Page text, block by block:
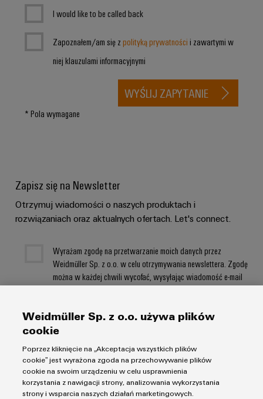
I would like to be called back
Zapoznałem/am się z polityką prywatności i zawartymi w
niej klauzulami informacyjnymi
* Pola wymagane
WYŚLIJ ZAPYTANIE
Zapisz się na Newsletter
Otrzymuj wiadomości o naszych produktach i
rozwiązaniach oraz aktualnych ofertach. Let's connect.
Wyrażam zgodę na przetwarzanie moich danych przez
Weidmüller Sp. z o.o. w celu otrzymywania newslettera. Zgodę
można w każdej chwili wycofać, wysyłając wiadomość e-mail
się zpolityką prywatnościi zawartymi w niej klauzulami
informacyjnymi.
Weidmüller Sp. z o.o. używa plików
cookie
Poprzez kliknięcie na „Akceptacja wszystkich plików
cookie” jest wyrażona zgoda na przechowywanie plików
cookie na swoim urządzeniu w celu usprawnienia
korzystania z nawigacji strony, analizowania wykorzystania
strony i wsparcia naszych działań marketingowych.